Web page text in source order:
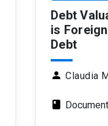
Debt
is
Debt
person Claudia
class